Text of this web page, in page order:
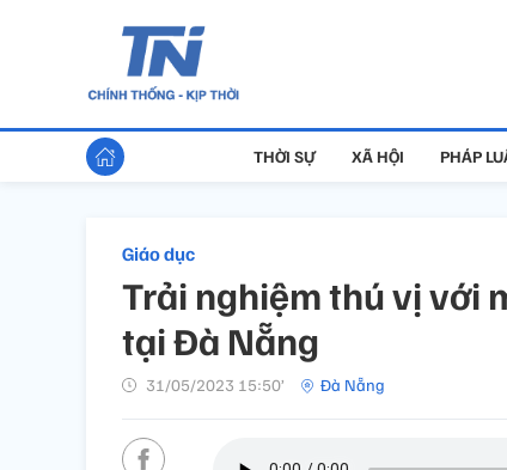
THỜI SỰ XÃ HỘI PHÁP
Giáo dục
Trải nghiệm thú vị với
tại Đà Nẵng
31/05/2023 15:50’ Đà Nẵng